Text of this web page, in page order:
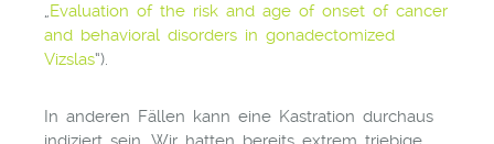
„Evaluation of the risk and age of onset of cancer
and behavioral disorders in gonadectomized
Vizslas“).
In anderen Fällen kann eine Kastration durchaus